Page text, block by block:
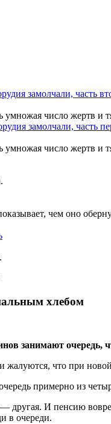
умножая число жертв и
умножая число жертв и
чем оно
хлебом
занимают
жалуются, что при
примерно из
другая. И пенсию
в очереди.